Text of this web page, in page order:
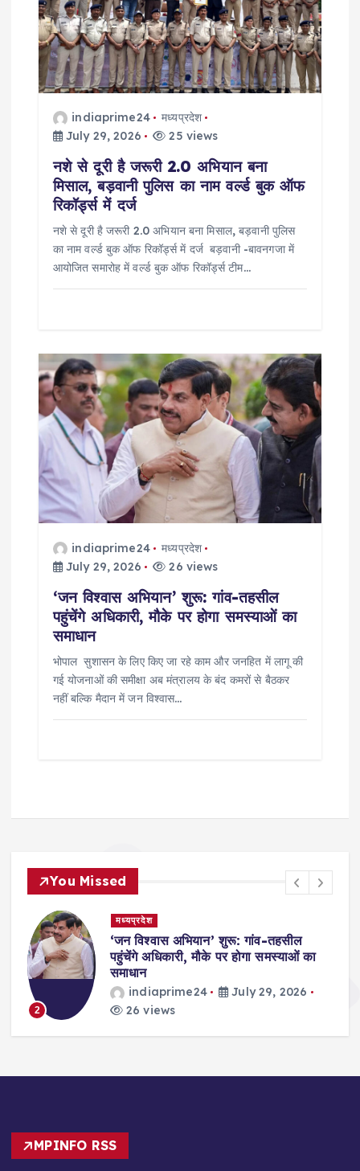
t
o
indiaprime24
मध्यप्रदेश
July 29, 2026
25 views
नशे से दूरी है जरूरी 2.0 अभियान बना
मिसाल, बड़वानी पुलिस का नाम वर्ल्ड बुक ऑफ
रिकॉर्ड्स में दर्ज
नशे से दूरी है जरूरी 2.0 अभियान बना मिसाल, बड़वानी पुलिस
का नाम वर्ल्ड बुक ऑफ रिकॉर्ड्स में दर्ज बड़वानी -बावनगजा में
आयोजित समारोह में वर्ल्ड बुक ऑफ रिकॉर्ड्स टीम…
indiaprime24
मध्यप्रदेश
July 29, 2026
26 views
‘जन विश्वास अभियान’ शुरू: गांव-तहसील
पहुंचेंगे अधिकारी, मौके पर होगा समस्याओं का
समाधान
भोपाल सुशासन के लिए किए जा रहे काम और जनहित में लागू की
गई योजनाओं की समीक्षा अब मंत्रालय के बंद कमरों से बैठकर
नहीं बल्कि मैदान में जन विश्वास…
You Missed
2
मध्यप्रदेश
‘जन विश्वास अभियान’ शुरू: गांव-तहसील
पहुंचेंगे अधिकारी, मौके पर होगा समस्याओं का
समाधान
indiaprime24
July 29, 2026
26 views
MPINFO RSS